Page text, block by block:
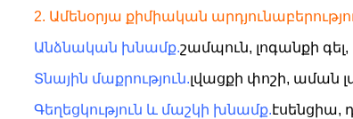
2. Ամենօրյա քիմիական
Անձնական խնամք.շամպուն, լոգանքի գել,
Տնային մաքրություն.լվացքի փոշի, աման
Գեղեցկություն և մաշկի խնամք. էսենցիա,